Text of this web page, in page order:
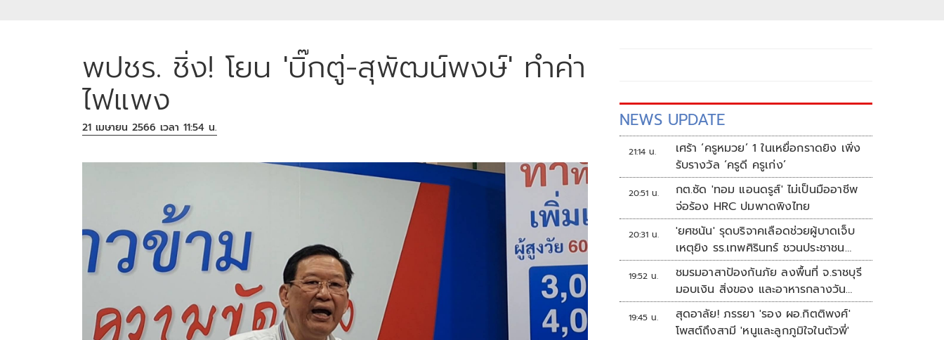
พปชร. ชิ่ง! โยน 'บิ๊กตู่-สุพัฒน์พงษ์' ทำค่า
ไฟแพง
21 เมษายน 2566 เวลา 11:54 น. NEWS UPDATE
21:14 น.
เศร้า ‘ครูหมวย’ 1 ในเหยื่อกราดยิง เพิ่ง
รับรางวัล ‘ครูดี ครูเก่ง’
20:51 น.
กต.ซัด 'ทอม แอนดรูส์' ไม่เป็นมืออาชีพ
จ่อร้อง HRC ปมพาดพิงไทย
20:31 น.
'ยศชนัน' รุดบริจาคเลือดช่วยผู้บาดเจ็บ
เหตุยิง รร.เทพศิรินทร์ ชวนประชาชน
ร่วมบริจาค
19:52 น.
ชมรมอาสาป้องกันภัย ลงพื้นที่ จ.ราชบุรี
มอบเงิน สิ่งของ และอาหารกลางวัน
แก่โรงเรียนบ้านหนองน้ำใส
19:45 น.
สุดอาลัย! ภรรยา 'รอง ผอ.กิตติพงศ์'
โพสต์ถึงสามี 'หนูและลูกภูมิใจในตัวพี่'